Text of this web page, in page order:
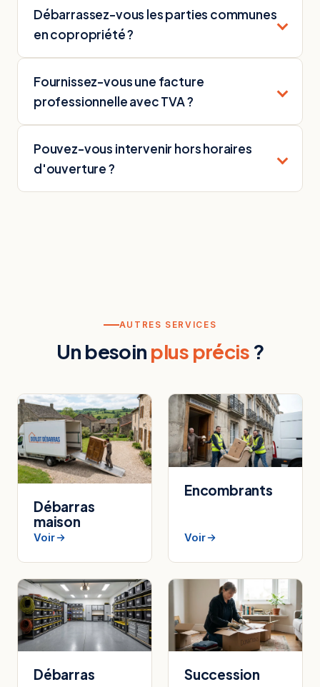
Débarrassez-vous les parties communes
en copropriété ?
Fournissez-vous une facture
professionnelle avec TVA ?
Pouvez-vous intervenir hors horaires
d'ouverture ?
AUTRES SERVICES
Un besoin plus précis ?
Débarras
maison
Voir
Encombrants
Voir
Débarras
Succession